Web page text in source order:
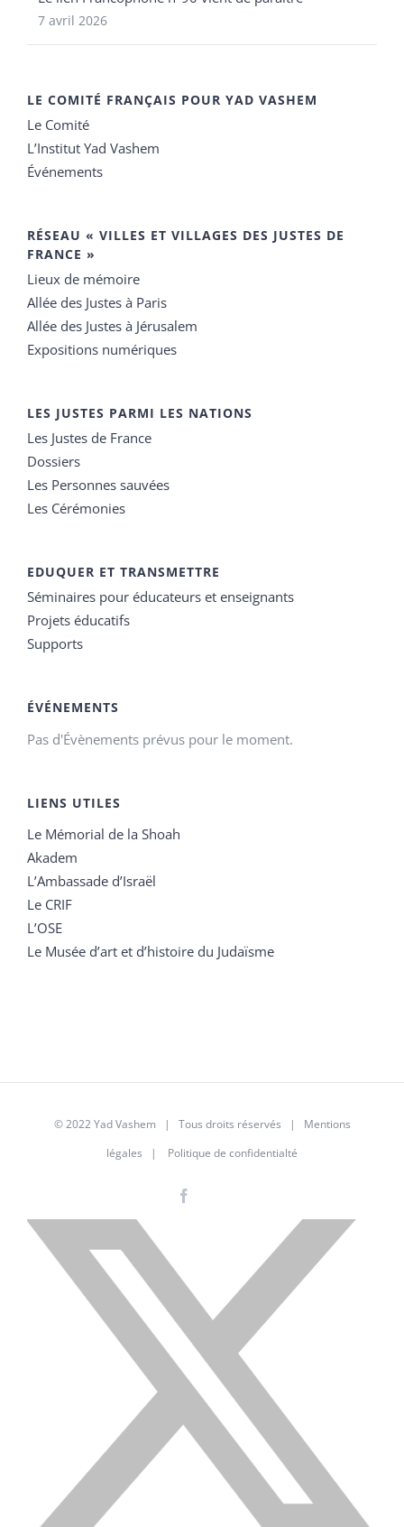
7 avril 2026
LE COMITÉ FRANÇAIS POUR YAD VASHEM
Le Comité
L’Institut Yad Vashem
Événements
RÉSEAU « VILLES ET VILLAGES DES JUSTES DE
FRANCE »
Lieux de mémoire
Allée des Justes à Paris
Allée des Justes à Jérusalem
Expositions numériques
LES JUSTES PARMI LES NATIONS
Les Justes de France
Dossiers
Les Personnes sauvées
Les Cérémonies
EDUQUER ET TRANSMETTRE
Séminaires pour éducateurs et enseignants
Projets éducatifs
Supports
ÉVÉNEMENTS
Pas d'Évènements prévus pour le moment.
LIENS UTILES
Le Mémorial de la Shoah
Akadem
L’Ambassade d’Israël
Le CRIF
L’OSE
Le Musée d’art et d’histoire du Judaïsme
© 2022 Yad Vashem | Tous droits réservés | Mentions
légales | Politique de confidentialté
X